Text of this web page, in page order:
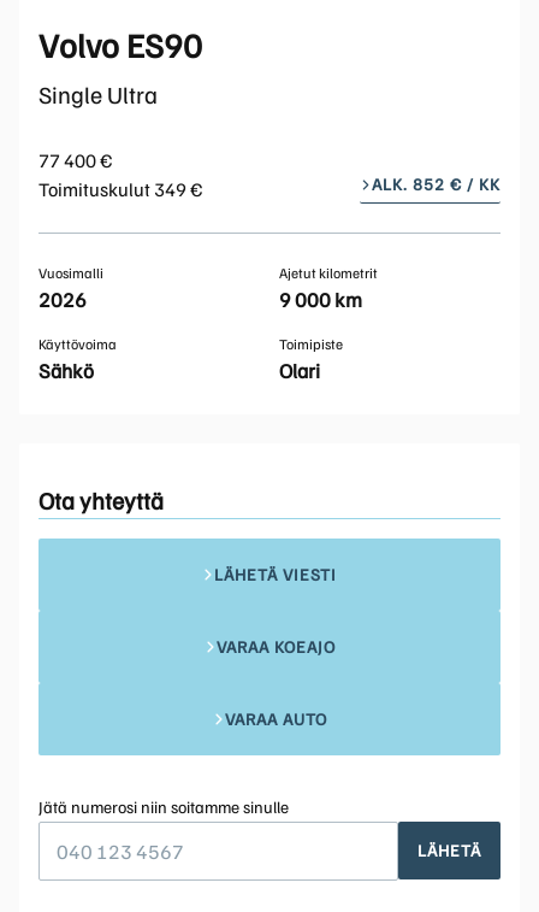
Volvo ES90
Single Ultra
77 400 €
Toimituskulut 349 €
ALK. 852 € / KK
Vuosimalli
2026
Ajetut kilometrit
9 000 km
Käyttövoima
Sähkö
Toimipiste
Olari
Ota yhteyttä
LÄHETÄ VIESTI
VARAA KOEAJO
VARAA AUTO
Jätä numerosi niin soitamme sinulle
LÄHETÄ